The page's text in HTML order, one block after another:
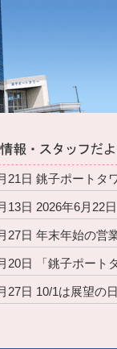
21日 銚子ポートタ
13日 2026年6月22
27日 年末年始の営
20日 「銚子ポート
27日 10/1は展望の